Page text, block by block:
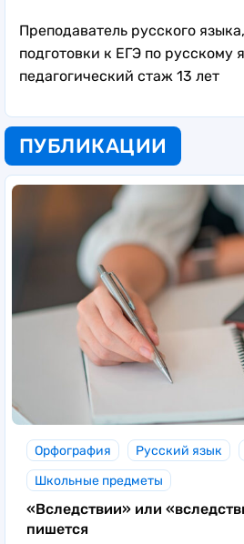
Преподаватель русского
подготовки к ЕГЭ по русскому
педагогический стаж 13 лет
ПУБЛИКАЦИИ
Орфография Русский язык
Школьные предметы
«Вследствии» или
пишется